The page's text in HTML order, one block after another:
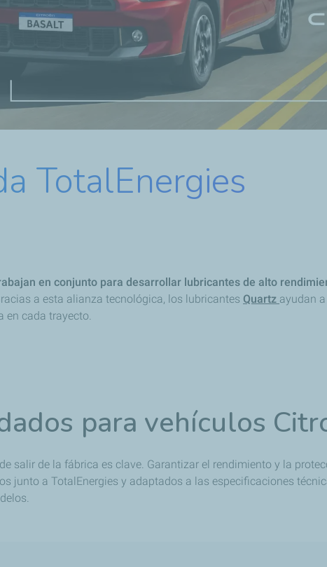
TotalEnergies
en conjunto para desarrollar lubricantes de alto
a esta alianza tecnológica, los lubricantes Quartz ayudan a
en cada trayecto.
para vehículos
salir de la fábrica es clave. Garantizar el rendimiento y la
junto a TotalEnergies y adaptados a las especificaciones